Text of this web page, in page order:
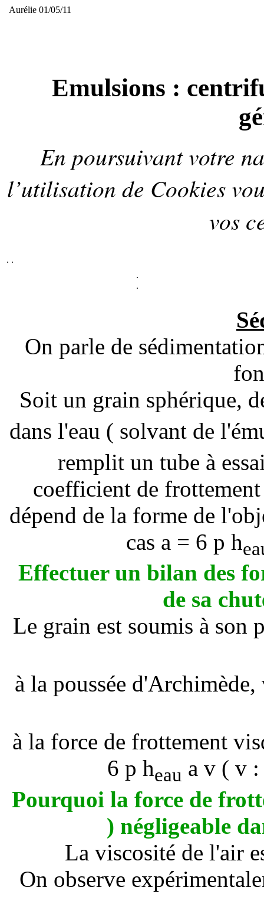
Aurélie 01/05/11
Emulsions :
En poursuivant votre
l’utilisation de Cookies
vos
. .
.
.
On parle de
Soit un grain sphérique,
dans l'eau ( solvant de
remplit un tube à
coefficient de
dépend de la forme de
cas a = 6 p h
Effectuer un bilan des
de sa
Le grain est soumis à son
à la poussée
à la force de frottement
6 p heau a v ( v :
Pourquoi la force de
) négligeable
La viscosité de l'air
On observe